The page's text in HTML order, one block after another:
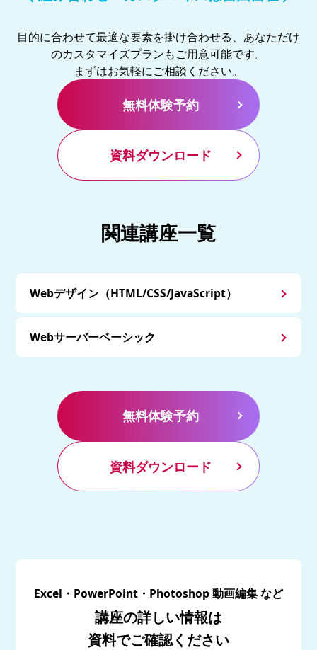
目的に合わせて最適な要素を掛け合わせる、あなただけ
のカスタマイズプランもご用意可能です。
まずはお気軽にご相談ください。
無料体験予約
資料ダウンロード
関連講座一覧
Webデザイン（HTML/CSS/JavaScript）
Webサーバーベーシック
無料体験予約
資料ダウンロード
Excel・PowerPoint・Photoshop 動画編集 など
講座の詳しい情報は
資料でご確認ください